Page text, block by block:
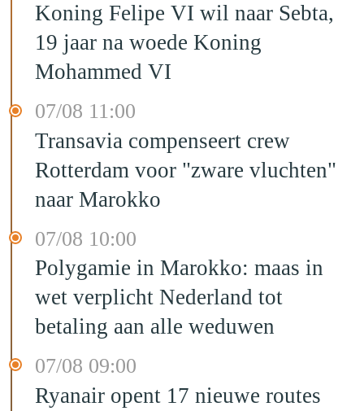
Koning Felipe VI wil naar Sebta,
19 jaar na woede Koning
Mohammed VI
07/08 11:00
Transavia compenseert crew
Rotterdam voor "zware vluchten"
naar Marokko
07/08 10:00
Polygamie in Marokko: maas in
wet verplicht Nederland tot
betaling aan alle weduwen
07/08 09:00
Ryanair opent 17 nieuwe routes